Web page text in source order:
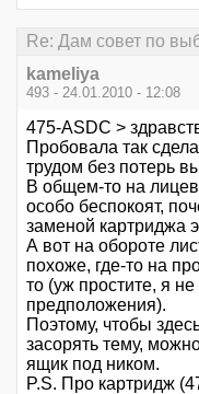
Re: Дам совет по
kameliya
493 - 24.01.2010 - 12:08
475-ASDC >
Пробовала так
трудом без потерь
В общем-то на
особо беспокоят,
заменой картриджа
А вот на обороте
похоже, где-то на
то (уж простите, я
предположения).
Поэтому, чтобы
засорять тему,
ящик под ником.
P.S. Про картридж